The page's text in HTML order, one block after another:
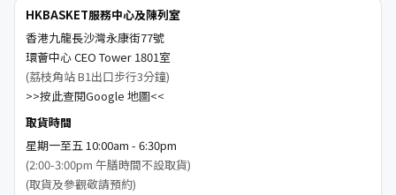
HKBASKET服務中心及陳列室
香港九龍長沙灣永康街77號
環薈中心 CEO Tower 1801室
(荔枝角站 B1出口步行3分鐘)
>>按此查閱Google 地圖<<
取貨時間
星期一至五 10:00am - 6:30pm
(2:00-3:00pm 午膳時間不設取貨)
(取貨及參觀敬請預約)